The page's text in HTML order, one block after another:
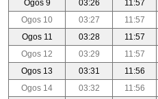
Ogos 9
03:26 11:57
Ogos 10
03:27 11:57
Ogos 11
03:28 11:57
Ogos 12
03:29 11:57
Ogos 13
03:31 11:56
Ogos 14
03:32 11:56